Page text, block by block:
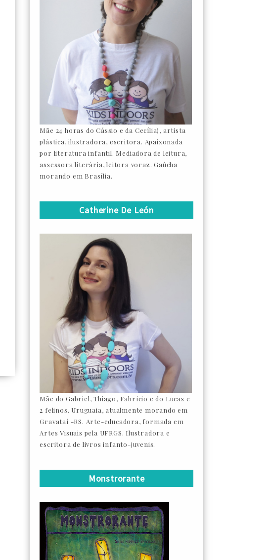
Mãe 24 horas do Cássio e da Cecília), artista
plástica, ilustradora, escritora. Apaixonada
por literatura infantil. Mediadora de leitura,
assessora literária, leitora voraz. Gaúcha
morando em Brasília.
Catherine De León
Mãe do Gabriel, Thiago, Fabrício e do Lucas e
2 felinos. Uruguaia, atualmente morando em
Gravataí -RS. Arte-educadora, formada em
Artes Visuais pela UFRGS. Ilustradora e
escritora de livros infanto-juvenis.
Monstrorante